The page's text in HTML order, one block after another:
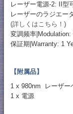
レーザー電源-2: II型
レーザーのラジエー
(詳しくはこちら！)
変調频率
保証期|Warranty: 1
【附属品】
1 x 980nm レーザー
1 x 電源